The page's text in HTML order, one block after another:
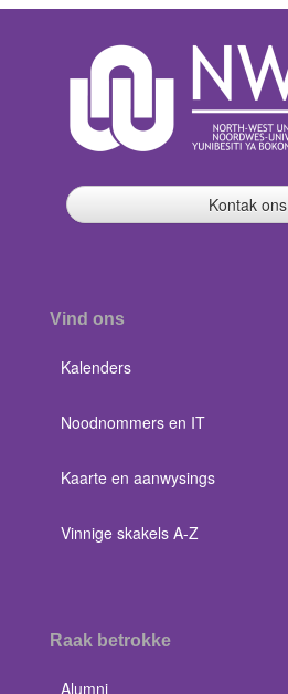
Kontak ons
Vind ons
Kalenders
Noodnommers en IT
Kaarte en aanwysings
Vinnige skakels A-Z
Raak betrokke
Alumni